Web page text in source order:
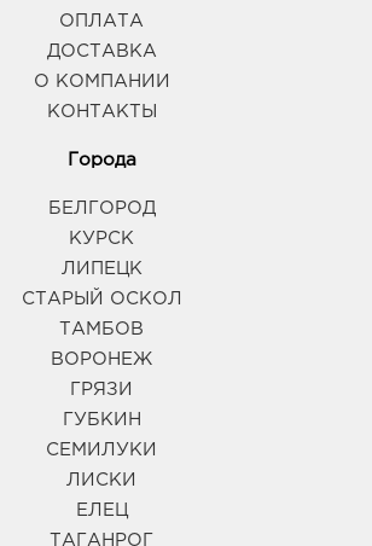
ОПЛАТА
ДОСТАВКА
О КОМПАНИИ
КОНТАКТЫ
Города
БЕЛГОРОД
КУРСК
ЛИПЕЦК
СТАРЫЙ ОСКОЛ
ТАМБОВ
ВОРОНЕЖ
ГРЯЗИ
ГУБКИН
СЕМИЛУКИ
ЛИСКИ
ЕЛЕЦ
ТАГАНРОГ